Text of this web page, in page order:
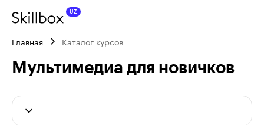
Главная Каталог курсов
Мультимедиа для новичков